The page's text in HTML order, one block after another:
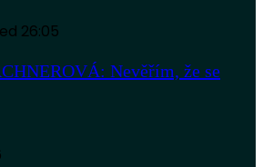
26:05
Nevěřím, že se